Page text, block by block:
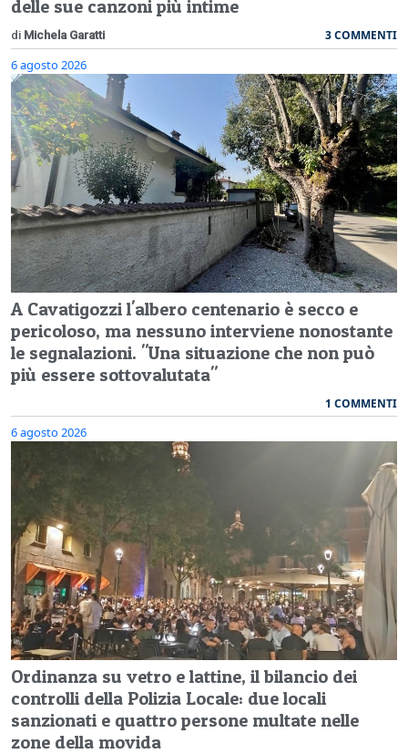
delle sue canzoni più intime
di Michela Garatti 3 COMMENTI
6 agosto 2026
A Cavatigozzi l'albero centenario è secco e
pericoloso, ma nessuno interviene nonostante
le segnalazioni. "Una situazione che non può
più essere sottovalutata"
1 COMMENTI
6 agosto 2026
Ordinanza su vetro e lattine, il bilancio dei
controlli della Polizia Locale: due locali
sanzionati e quattro persone multate nelle
zone della movida